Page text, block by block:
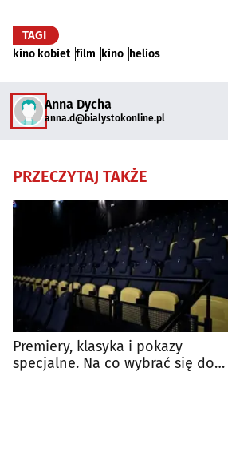
TAGI
kino kobiet film kino helios
Anna Dycha
anna.d@bialystokonline.pl
PRZECZYTAJ TAKŻE
Premiery, klasyka i pokazy
specjalne. Na co wybrać się do